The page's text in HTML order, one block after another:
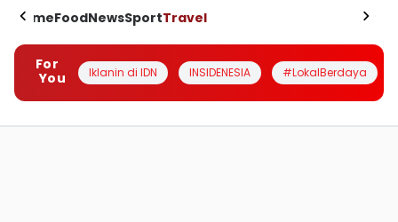
HomeFoodNewsSportTravel
For
You
Iklanin di IDN INSIDENESIA #LokalBerdaya